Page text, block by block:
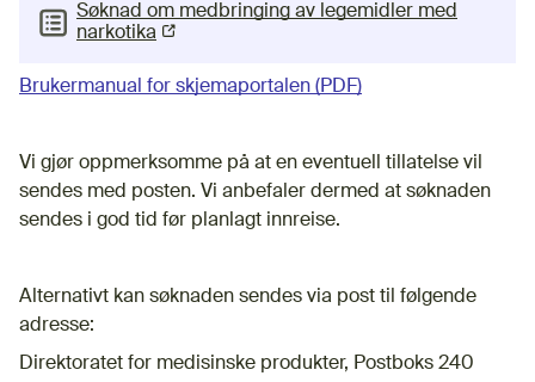
Søknad om medbringing av legemidler med
narkotika
(Ekstern lenke)
Brukermanual for skjemaportalen (PDF)
Vi gjør oppmerksomme på at en eventuell tillatelse vil
sendes med posten. Vi anbefaler dermed at søknaden
sendes i god tid før planlagt innreise.
Alternativt kan søknaden sendes via post til følgende
adresse:
Direktoratet for medisinske produkter, Postboks 240